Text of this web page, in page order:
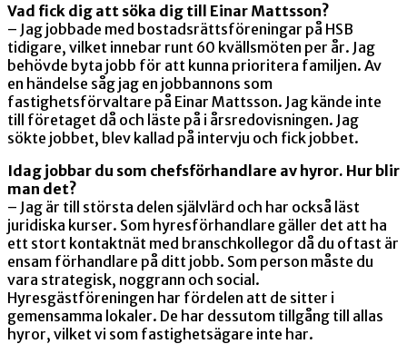
Vad fick dig att söka dig till Einar Mattsson?
– Jag jobbade med bostadsrättsföreningar på HSB
tidigare, vilket innebar runt 60 kvällsmöten per år. Jag
behövde byta jobb för att kunna prioritera familjen. Av
en händelse såg jag en jobbannons som
fastighetsförvaltare på Einar Mattsson. Jag kände inte
till företaget då och läste på i årsredovisningen. Jag
sökte jobbet, blev kallad på intervju och fick jobbet.
Idag jobbar du som chefsförhandlare av hyror. Hur blir
man det?
– Jag är till största delen självlärd och har också läst
juridiska kurser. Som hyresförhandlare gäller det att ha
ett stort kontaktnät med branschkollegor då du oftast är
ensam förhandlare på ditt jobb. Som person måste du
vara strategisk, noggrann och social.
Hyresgästföreningen har fördelen att de sitter i
gemensamma lokaler. De har dessutom tillgång till allas
hyror, vilket vi som fastighetsägare inte har.